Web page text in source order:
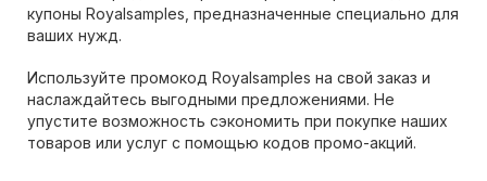
купоны Royalsamples, предназначенные специально для
ваших нужд.
Используйте промокод Royalsamples на свой заказ и
наслаждайтесь выгодными предложениями. Не
упустите возможность сэкономить при покупке наших
товаров или услуг с помощью кодов промо-акций.